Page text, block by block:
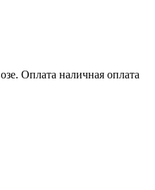
Оплата наличная оплата